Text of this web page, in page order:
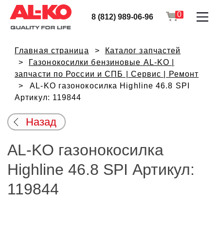
8 (812) 989-06-96 0
Главная страница
Каталог запчастей
Газонокосилки бензиновые AL-KO |
запчасти по России и СПБ | Сервис | Ремонт
AL-KO газонокосилка Highline 46.8 SPI
Артикул: 119844
Назад
AL-KO газонокосилка
Highline 46.8 SPI Артикул:
119844